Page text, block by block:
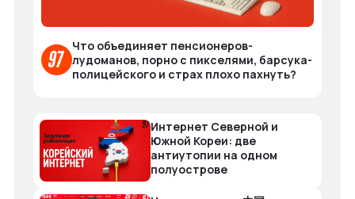
Что объединяет пенсионеров-
лудоманов, порно с пикселями, барсука-
полицейского и страх плохо пахнуть?
Интернет Северной и
Южной Кореи: две
антиутопии на одном
полуострове